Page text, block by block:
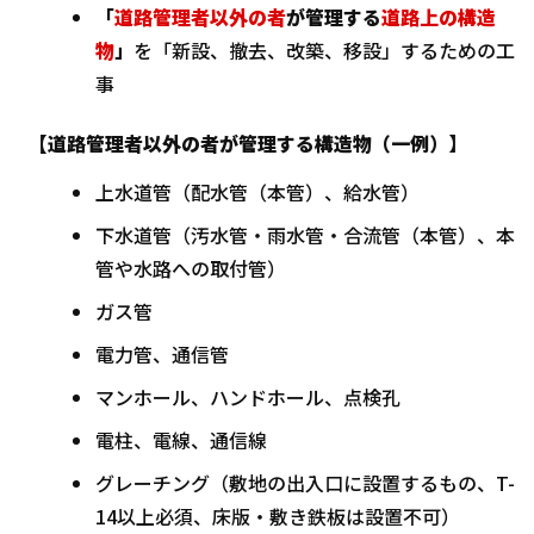
「道路管理者以外の者が管理する道路上の構造
物」 を「新設、撤去、改築、移設」するための工
事
【道路管理者以外の者が管理する構造物（一例）】
上水道管（配水管（本管）、給水管）
下水道管（汚水管・雨水管・合流管（本管）、本
管や水路への取付管）
ガス管
電力管、通信管
マンホール、ハンドホール、点検孔
電柱、電線、通信線
グレーチング（敷地の出入口に設置するもの、T-
14以上必須、床版・敷き鉄板は設置不可）